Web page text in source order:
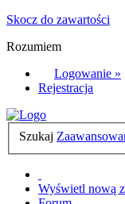
Skocz do zawartości
Rozumiem
Logowanie »
Rejestracja
Szukaj
Wyświetl nową